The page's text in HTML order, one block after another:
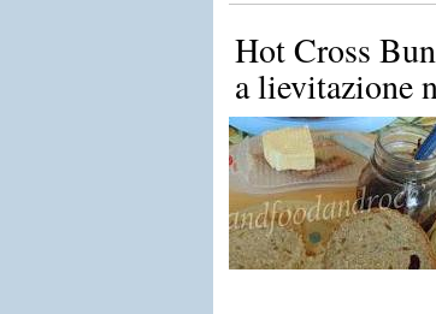
Hot Cross
a lievitazione